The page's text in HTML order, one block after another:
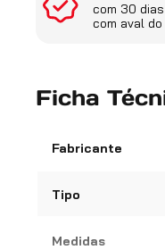
com 30
com aval
Ficha
Fabricante
Tipo
Medidas